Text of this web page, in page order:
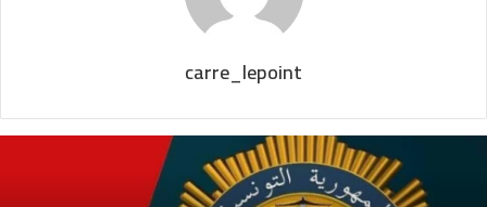
carre_lepoint